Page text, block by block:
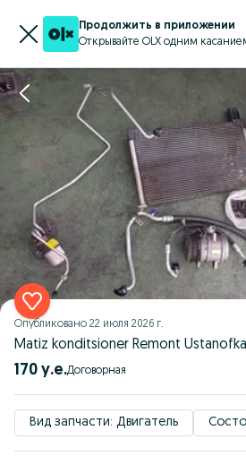
Продолжить в приложении
Открывайте OLX одним
Опубликовано 22 июля 2026 г.
Matiz konditsioner Remont Ustanofka
170 у.е. Договорная
Вид запчасти: Двигатель